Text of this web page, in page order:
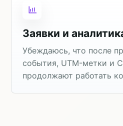
Заявки и
Убеждаюсь, что после
события, UTM-метки и
продолжают работать